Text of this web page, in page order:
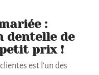
:
dentelle de
prix !
est l'un des